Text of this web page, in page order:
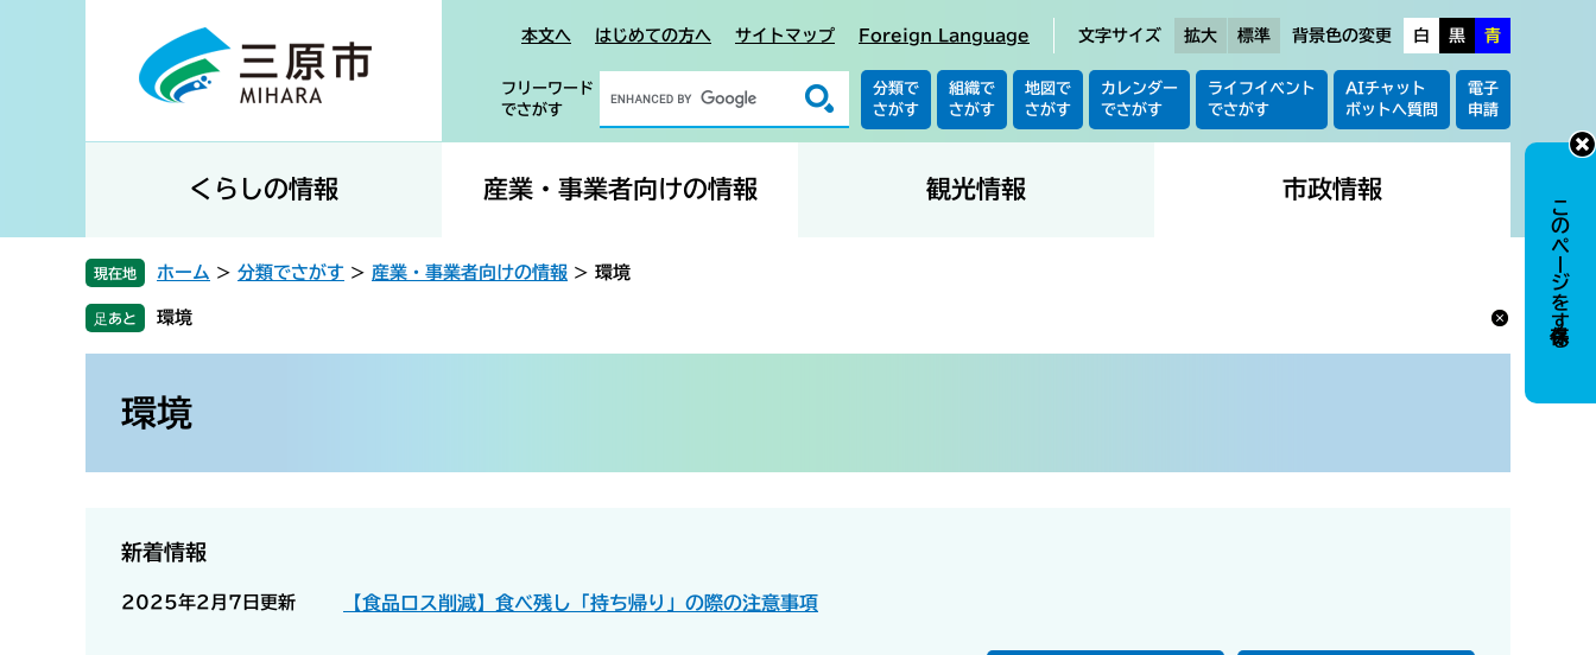
。
て
本文へ はじめての方へ サイトマップ Foreign Language 文字サイズ 拡大 標準 背景色の変更 白 黒 青
フリーワード
でさがす
分類で
さがす
組織で
さがす
地図で
さがす
カレンダー
でさがす
ライフイベント
でさがす
AIチャット
ボットへ質問
電子
申請
くらしの情報 産業・事業者向けの情報 観光情報 市政情報
現在地 ホーム > 分類でさがす > 産業・事業者向けの情報 > 環境
環境
環境
新着情報
2025年2月7日更新 【食品ロス削減】食べ残し「持ち帰り」の際の注意事項
このページを保存する